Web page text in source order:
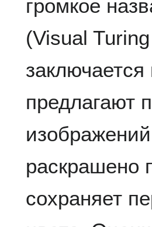
громкое
(Visual
предлагают
раскрашено
сохраняет